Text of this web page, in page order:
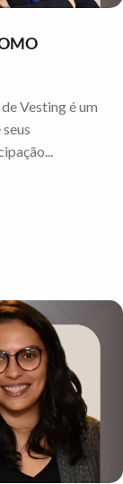
Vesting é um